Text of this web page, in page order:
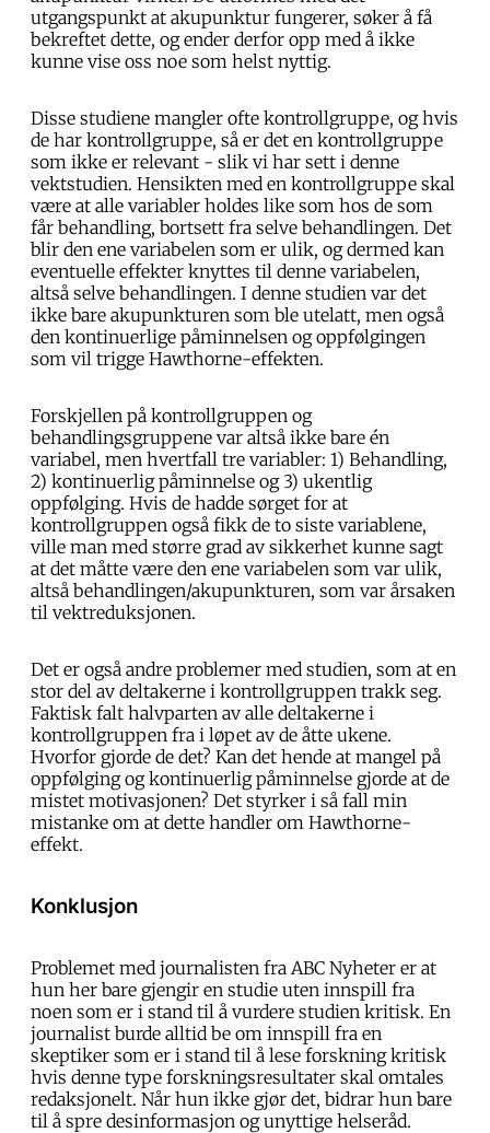
utgangspunkt at akupunktur fungerer, søker å få
bekreftet dette, og ender derfor opp med å ikke
kunne vise oss noe som helst nyttig.
Disse studiene mangler ofte kontrollgruppe, og hvis
de har kontrollgruppe, så er det en kontrollgruppe
som ikke er relevant - slik vi har sett i denne
vektstudien. Hensikten med en kontrollgruppe skal
være at alle variabler holdes like som hos de som
får behandling, bortsett fra selve behandlingen. Det
blir den ene variabelen som er ulik, og dermed kan
eventuelle effekter knyttes til denne variabelen,
altså selve behandlingen. I denne studien var det
ikke bare akupunkturen som ble utelatt, men også
den kontinuerlige påminnelsen og oppfølgingen
som vil trigge Hawthorne-effekten.
Forskjellen på kontrollgruppen og
behandlingsgruppene var altså ikke bare én
variabel, men hvertfall tre variabler: 1) Behandling,
2) kontinuerlig påminnelse og 3) ukentlig
oppfølging. Hvis de hadde sørget for at
kontrollgruppen også fikk de to siste variablene,
ville man med større grad av sikkerhet kunne sagt
at det måtte være den ene variabelen som var ulik,
altså behandlingen/akupunkturen, som var årsaken
til vektreduksjonen.
Det er også andre problemer med studien, som at en
stor del av deltakerne i kontrollgruppen trakk seg.
Faktisk falt halvparten av alle deltakerne i
kontrollgruppen fra i løpet av de åtte ukene.
Hvorfor gjorde de det? Kan det hende at mangel på
oppfølging og kontinuerlig påminnelse gjorde at de
mistet motivasjonen? Det styrker i så fall min
mistanke om at dette handler om Hawthorne-
effekt.
Konklusjon
Problemet med journalisten fra ABC Nyheter er at
hun her bare gjengir en studie uten innspill fra
noen som er i stand til å vurdere studien kritisk. En
journalist burde alltid be om innspill fra en
skeptiker som er i stand til å lese forskning kritisk
hvis denne type forskningsresultater skal omtales
redaksjonelt. Når hun ikke gjør det, bidrar hun bare
til å spre desinformasjon og unyttige helseråd.